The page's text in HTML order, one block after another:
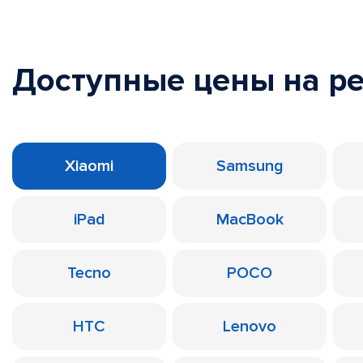
Доступные цены на
Xiaomi Samsung
iPad MacBook
Tecno POCO
HTC Lenovo